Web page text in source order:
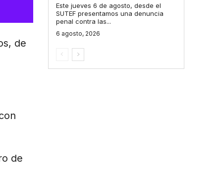
de
de
Este jueves 6 de agosto, desde el
SUTEF presentamos una denuncia
penal contra las...
6 agosto, 2026